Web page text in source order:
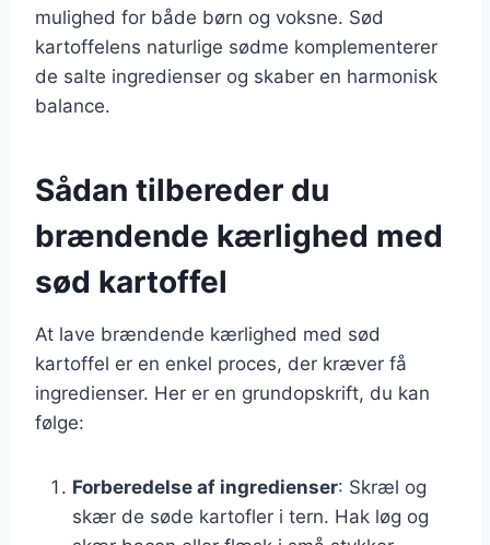
mulighed for både børn og voksne. Sød
kartoffelens naturlige sødme komplementerer
de salte ingredienser og skaber en harmonisk
balance.
Sådan tilbereder du
brændende kærlighed med
sød kartoffel
At lave brændende kærlighed med sød
kartoffel er en enkel proces, der kræver få
ingredienser. Her er en grundopskrift, du kan
følge:
Forberedelse af ingredienser: Skræl og
skær de søde kartofler i tern. Hak løg og